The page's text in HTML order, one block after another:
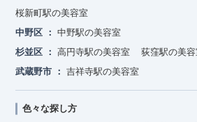
桜新町駅の美容室
中野区
中野駅の美容室
杉並区
高円寺駅の美容室
荻窪駅の美容
武蔵野市
吉祥寺駅の美容室
色々な探し方